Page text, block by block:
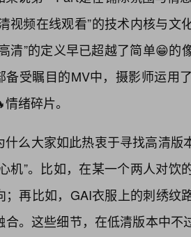
视频在线观看”的技术内核与
清”的定义早已超越了简单😁
备受瞩目的MV中，摄影师运用
绪碎片。
什么大家如此热衷于寻找高清
机”。比如，在某一个两人对
；再比如，GAI衣服上的刺绣纹
合。这些细节，在低清版本中